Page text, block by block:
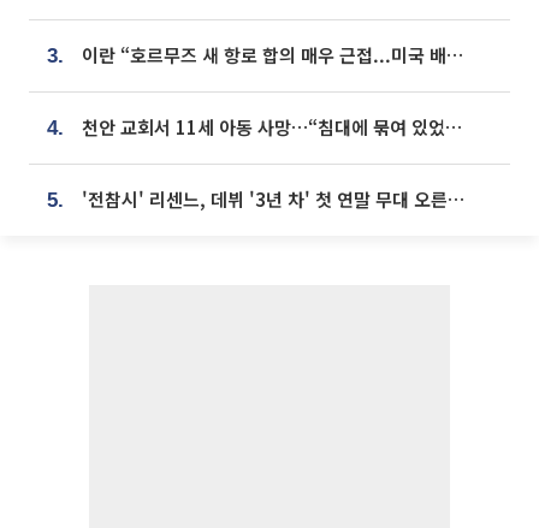
3. 이란 “호르무즈 새 항로 합의 매우 근접...미국 배상 먼저”
4. 천안 교회서 11세 아동 사망…“침대에 묶여 있었다” 진술 확보
5. '전참시' 리센느, 데뷔 '3년 차' 첫 연말 무대 오른다⋯"그동안 섭외 안 와"